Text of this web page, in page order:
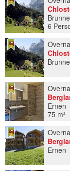
31
1
Regio Jura &
Regio Zürich
Wallis
6
Ernen
75 m²
Ernen